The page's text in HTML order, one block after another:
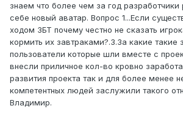
знаем что более чем за год разработчики
себе новый аватар. Вопрос 1...Если
ходом ЗБТ почему честно не сказать
кормить их завтраками?.3.За какие такие
пользователи которые шли вместе с
внесли приличное кол-во кровно
развития проекта так и для более менее
компетентных людей заслужили такого
Владимир.